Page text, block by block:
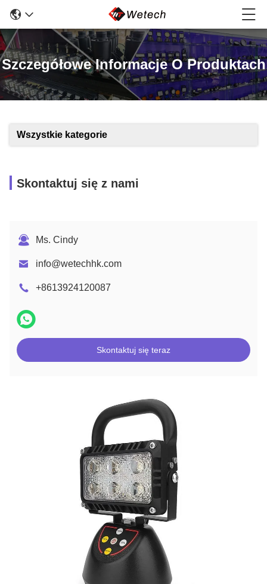
Szczegółowe Informacje O Produktach
Wszystkie kategorie
Skontaktuj się z nami
Ms. Cindy
info@wetechhk.com
+8613924120087
Skontaktuj się teraz